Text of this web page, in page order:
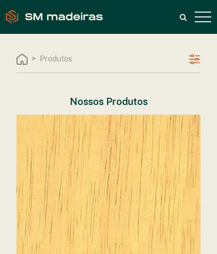
Produtos
Nossos Produtos